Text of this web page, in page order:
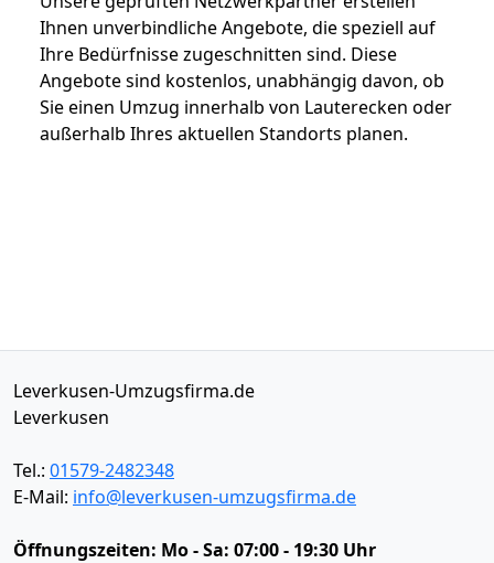
Ihnen unverbindliche Angebote, die speziell auf
Ihre Bedürfnisse zugeschnitten sind. Diese
Angebote sind kostenlos, unabhängig davon, ob
Sie einen Umzug innerhalb von Lauterecken oder
außerhalb Ihres aktuellen Standorts planen.
Leverkusen-Umzugsfirma.de
Leverkusen
Tel.: 01579-2482348
E-Mail: info@leverkusen-umzugsfirma.de
Öffnungszeiten: Mo - Sa: 07:00 - 19:30 Uhr